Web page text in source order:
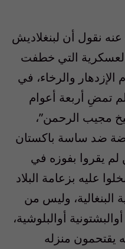
نقول أن لبنغلاديش
العسكرية التي خطفت
الإزدهار والرخاء، في
تمضِ أربعة أعوام
مجيب الرحمن”،
ضد ساسة باكستان
لم يقروا بفوزه في
وبخلوا عليه بزعامة البلاد
البنغالية، وليس من
أوالبلوشية،
يقتحمون منزله